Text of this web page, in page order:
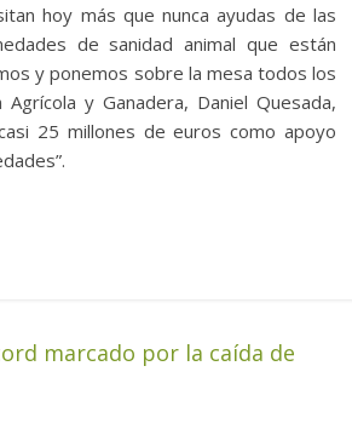
hoy más que nunca ayudas de las
de sanidad animal que están
y ponemos sobre la mesa todos los
y Ganadera, Daniel Quesada,
25 millones de euros como apoyo
marcado por la caída de